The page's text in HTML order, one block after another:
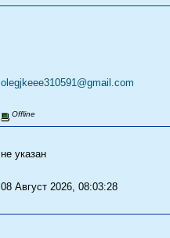
olegjkeee310591@gmail.com
Offline
не указан
08 Август 2026, 08:03:28